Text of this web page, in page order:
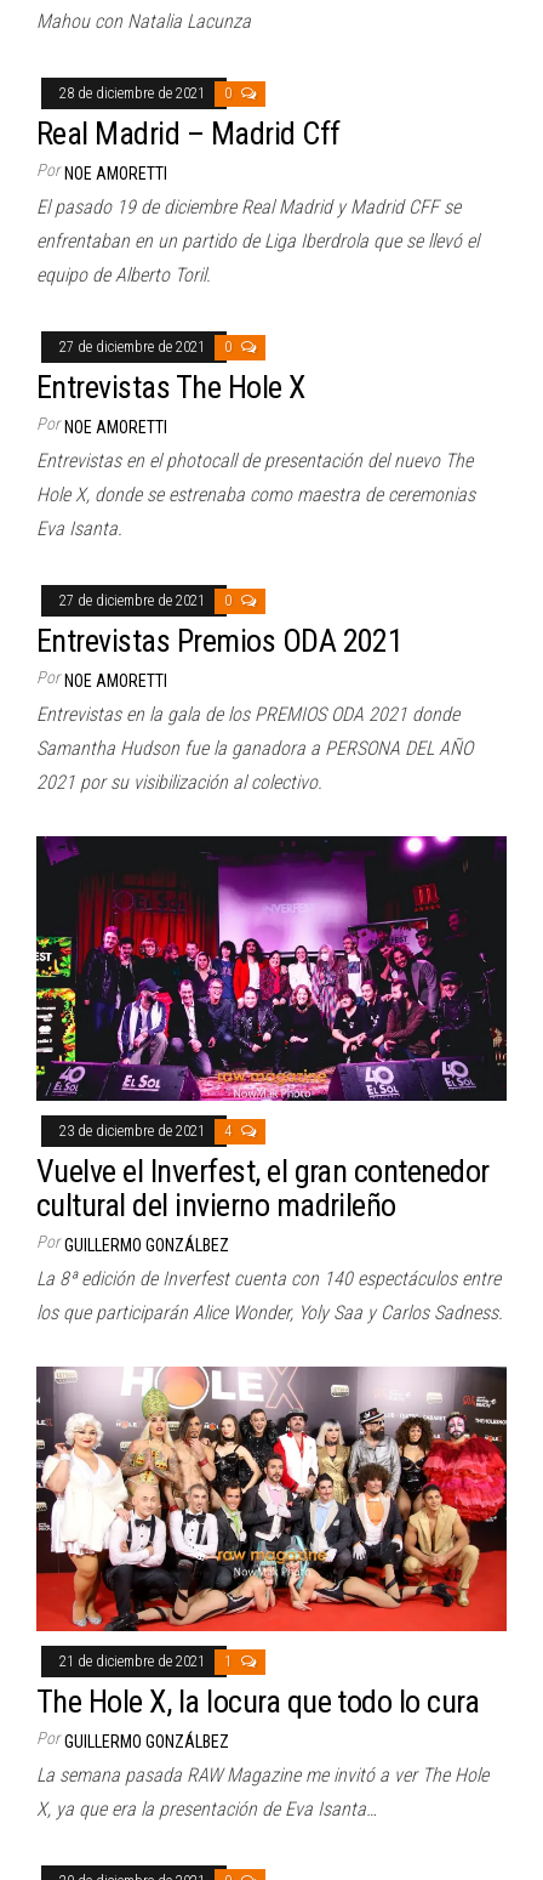
Mahou con Natalia Lacunza
28 de diciembre de 2021 0
Real Madrid – Madrid Cff
Por NOE AMORETTI
El pasado 19 de diciembre Real Madrid y Madrid CFF se
enfrentaban en un partido de Liga Iberdrola que se llevó el
equipo de Alberto Toril.
27 de diciembre de 2021 0
Entrevistas The Hole X
Por NOE AMORETTI
Entrevistas en el photocall de presentación del nuevo The
Hole X, donde se estrenaba como maestra de ceremonias
Eva Isanta.
27 de diciembre de 2021 0
Entrevistas Premios ODA 2021
Por NOE AMORETTI
Entrevistas en la gala de los PREMIOS ODA 2021 donde
Samantha Hudson fue la ganadora a PERSONA DEL AÑO
2021 por su visibilización al colectivo.
23 de diciembre de 2021 4
Vuelve el Inverfest, el gran contenedor
cultural del invierno madrileño
Por GUILLERMO GONZÁLBEZ
La 8ª edición de Inverfest cuenta con 140 espectáculos entre
los que participarán Alice Wonder, Yoly Saa y Carlos Sadness.
21 de diciembre de 2021 1
The Hole X, la locura que todo lo cura
Por GUILLERMO GONZÁLBEZ
La semana pasada RAW Magazine me invitó a ver The Hole
X, ya que era la presentación de Eva Isanta…